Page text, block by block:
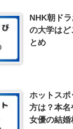
NHK朝ド
の大学はど
とめ
ホットス
方は？本
女優の結